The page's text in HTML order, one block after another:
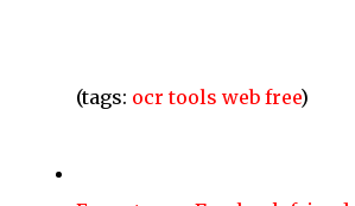
(tags: ocr tools web free)